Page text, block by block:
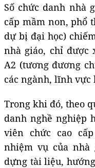
Số chức danh nhà
cấp mầm non, phổ
dự bị đại học)
nhà giáo, chỉ được
A2 (tương đương
các ngành, lĩnh vực
Trong khi đó, theo
danh nghề nghiệp
viên chức cao
nhiệm vụ của nhà
dựng tài liệu,